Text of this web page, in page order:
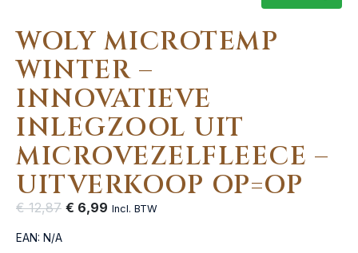
WOLY MICROTEMP
WINTER –
INNOVATIEVE
INLEGZOOL UIT
MICROVEZELFLEECE –
UITVERKOOP OP=OP
€12,87 € 6,99 Incl. BTW
EAN: N/A